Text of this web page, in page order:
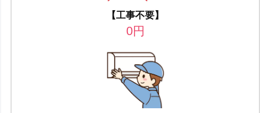
【工事不要】
0円